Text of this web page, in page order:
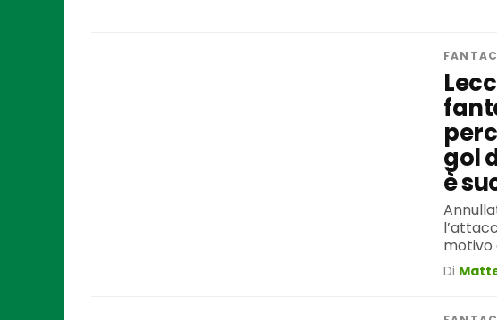
gol
è
motivo
Di